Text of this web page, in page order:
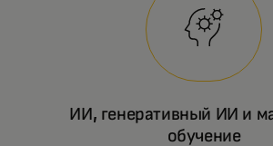
ИИ, генеративный ИИ и
обучение